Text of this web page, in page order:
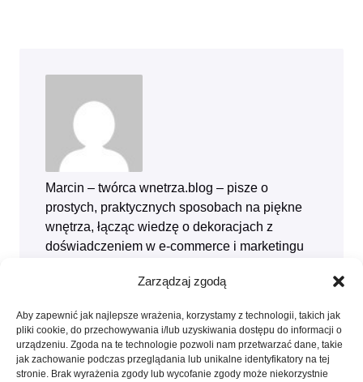
Zarządzaj zgodą
Aby zapewnić jak najlepsze wrażenia, korzystamy z technologii, takich jak
pliki cookie, do przechowywania i/lub uzyskiwania dostępu do informacji o
urządzeniu. Zgoda na te technologie pozwoli nam przetwarzać dane, takie
jak zachowanie podczas przeglądania lub unikalne identyfikatory na tej
stronie. Brak wyrażenia zgody lub wycofanie zgody może niekorzystnie
Marcin – twórca wnetrza.blog – pisze o
prostych, praktycznych sposobach na piękne
wnętrza, łącząc wiedzę o dekoracjach z
doświadczeniem w e‑commerce i marketingu
dobrać dodatki, tekstylia i kolory, żeby
przytulne – niezależnie od metrażu.